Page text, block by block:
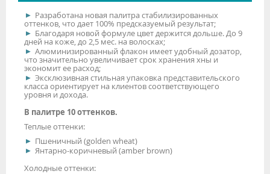
Разработана новая палитра стабилизированных
оттенков, что дает 100% предсказуемый результат;
Благодаря новой формуле цвет держится дольше. До 9
дней на коже, до 2,5 мес. на волосках;
Алюминизированный флакон имеет удобный дозатор,
что значительно увеличивает срок хранения хны и
экономит ее расход;
Эксклюзивная стильная упаковка представительского
класса ориентирует на клиентов соответствующего
уровня и дохода.
В палитре 10 оттенков.
Теплые оттенки:
Пшеничный (golden wheat)
Янтарно-коричневый (amber brown)
Холодные оттенки: